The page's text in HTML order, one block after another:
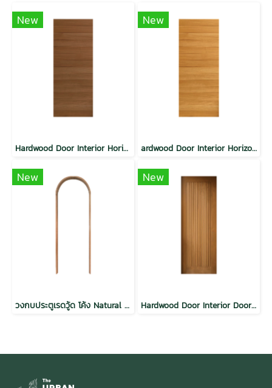
New
Hardwood Door Interior Horizontal Modern Walnut
New
ardwood Door Interior Horizontal Modern Teak
New
วงกบประตูเรดวู้ด โค้ง Natural Hardwood Door Frame Interior Door
New
Hardwood Door Interior Door SYP Modern Vertical Planks Teak